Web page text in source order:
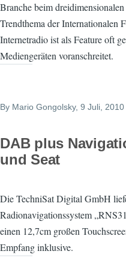
Branche beim
Trendthema der Internationalen
Internetradio ist als Feature oft
Mediengeräten voranschreitet.
By Mario Gongolsky, 9 Juli, 2010
DAB plus
und Seat
Die TechniSat Digital GmbH
Radionavigationssystem
einen 12,7cm großen
Empfang inklusive.